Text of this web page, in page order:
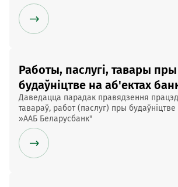
Работы, паслугі, тавары пры
будаўніцтве на аб'ектах
Даведацца парадак правядзення
тавараў, работ (паслуг) пры будаўніцтве
»ААБ Беларусбанк"